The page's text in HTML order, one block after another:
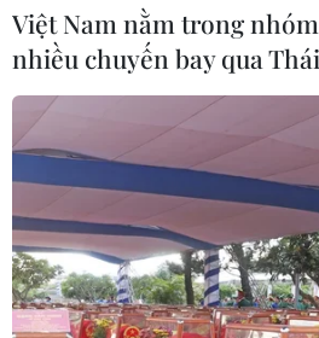
Thực hiện các nhiệm vụ trọng
trong năm học 2026-2027
05/08/2026 13:13
Thi lại ở Tuyên Quang:
sinh vẫn được xét tuyển đại
nguyện vọng đã đăng ký
05/08/2026 11:02
Việt Nam nằm trong
nhiều chuyến bay qua